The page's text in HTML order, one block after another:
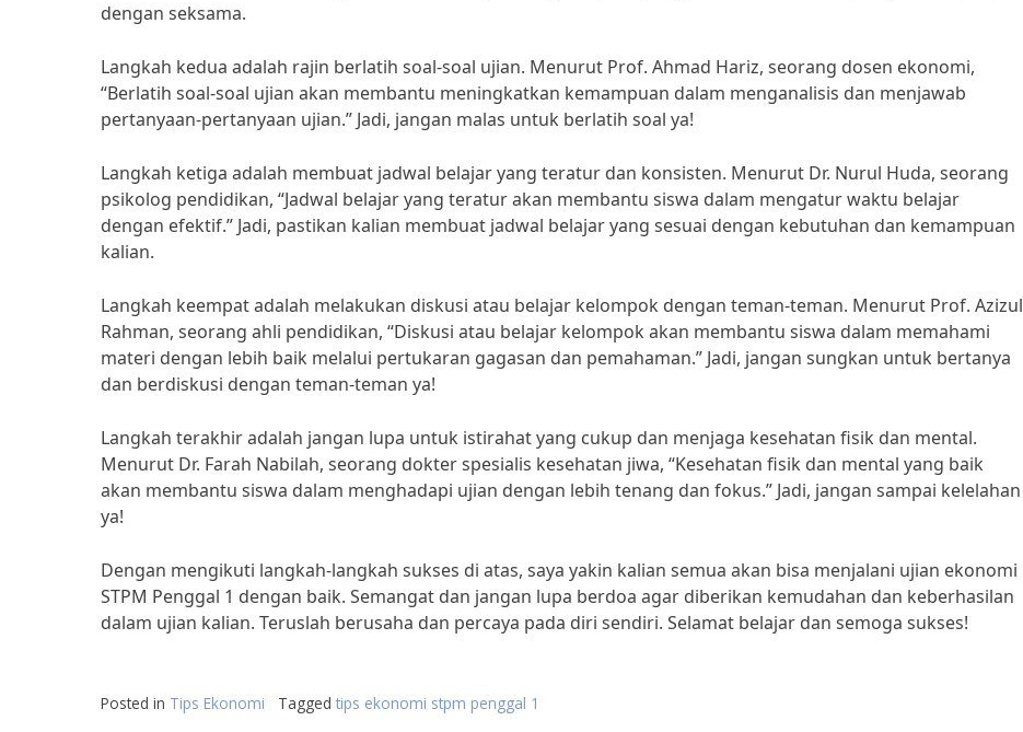
dengan seksama.
Langkah kedua adalah rajin berlatih soal-soal ujian. Menurut Prof. Ahmad Hariz, seorang dosen ekonomi,
“Berlatih soal-soal ujian akan membantu meningkatkan kemampuan dalam menganalisis dan menjawab
pertanyaan-pertanyaan ujian.” Jadi, jangan malas untuk berlatih soal ya!
Langkah ketiga adalah membuat jadwal belajar yang teratur dan konsisten. Menurut Dr. Nurul Huda, seorang
psikolog pendidikan, “Jadwal belajar yang teratur akan membantu siswa dalam mengatur waktu belajar
dengan efektif.” Jadi, pastikan kalian membuat jadwal belajar yang sesuai dengan kebutuhan dan kemampuan
kalian.
Langkah keempat adalah melakukan diskusi atau belajar kelompok dengan teman-teman. Menurut Prof. Azizul
Rahman, seorang ahli pendidikan, “Diskusi atau belajar kelompok akan membantu siswa dalam memahami
materi dengan lebih baik melalui pertukaran gagasan dan pemahaman.” Jadi, jangan sungkan untuk bertanya
dan berdiskusi dengan teman-teman ya!
Langkah terakhir adalah jangan lupa untuk istirahat yang cukup dan menjaga kesehatan fisik dan mental.
Menurut Dr. Farah Nabilah, seorang dokter spesialis kesehatan jiwa, “Kesehatan fisik dan mental yang baik
akan membantu siswa dalam menghadapi ujian dengan lebih tenang dan fokus.” Jadi, jangan sampai kelelahan
ya!
Dengan mengikuti langkah-langkah sukses di atas, saya yakin kalian semua akan bisa menjalani ujian ekonomi
STPM Penggal 1 dengan baik. Semangat dan jangan lupa berdoa agar diberikan kemudahan dan keberhasilan
dalam ujian kalian. Teruslah berusaha dan percaya pada diri sendiri. Selamat belajar dan semoga sukses!
Posted in Tips Ekonomi Tagged tips ekonomi stpm penggal 1